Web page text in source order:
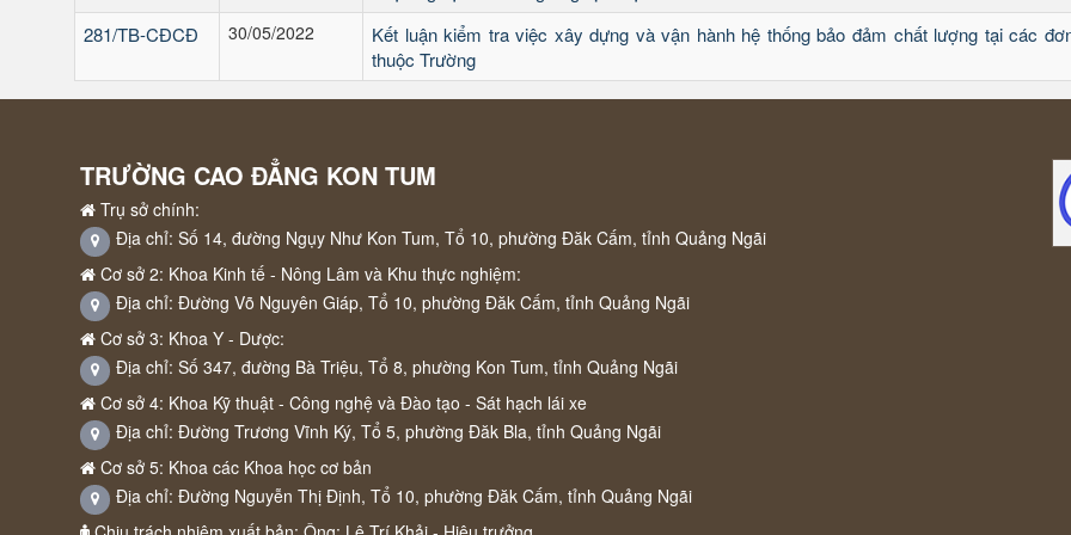
281/TB-CĐCĐ
30/05/2022
Kết luận kiểm tra việc xây dựng và vận hành hệ thống bảo đảm chất lượng tại các
thuộc Trường
TRƯỜNG CAO ĐẲNG KON TUM
Trụ sở chính:
Địa chỉ: Số 14, đường Ngụy Như Kon Tum, Tổ 10, phường Đăk Cấm, tỉnh Quảng Ngãi
Cơ sở 2: Khoa Kinh tế - Nông Lâm và Khu thực nghiệm:
Địa chỉ: Đường Võ Nguyên Giáp, Tổ 10, phường Đăk Cấm, tỉnh Quảng Ngãi
Cơ sở 3: Khoa Y - Dược:
Địa chỉ: Số 347, đường Bà Triệu, Tổ 8, phường Kon Tum, tỉnh Quảng Ngãi
Cơ sở 4: Khoa Kỹ thuật - Công nghệ và Đào tạo - Sát hạch lái xe
Địa chỉ: Đường Trương Vĩnh Ký, Tổ 5, phường Đăk Bla, tỉnh Quảng Ngãi
Cơ sở 5: Khoa các Khoa học cơ bản
Địa chỉ: Đường Nguyễn Thị Định, Tổ 10, phường Đăk Cấm, tỉnh Quảng Ngãi